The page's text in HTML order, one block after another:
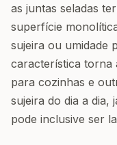
as juntas seladas
superfície
sujeira ou umidade
característica torna
para cozinhas e
sujeira do dia a dia,
pode inclusive ser